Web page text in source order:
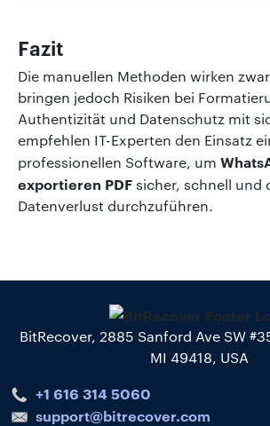
Fazit
Die manuellen Methoden wirken
bringen jedoch Risiken bei
Authentizität und Datenschutz mit
empfehlen IT-Experten den Einsatz
professionellen Software, um
exportieren PDFsicher, schnell und
Datenverlust durchzuführen.
BitRecover, 2885 Sanford Ave SW
MI 49418, USA
+1 616 314 5060
support@bitrecover.com